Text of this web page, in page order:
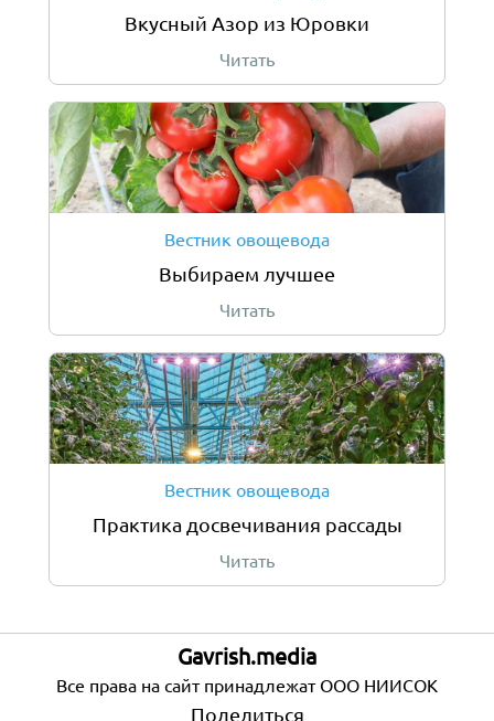
Вкусный Азор из Юровки
Читать
Вестник овощевода
Выбираем лучшее
Читать
Вестник овощевода
Практика досвечивания рассады
Читать
Gavrish.media
Все права на сайт принадлежат ООО НИИСОК
Поделиться